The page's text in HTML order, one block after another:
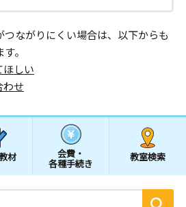
つながりにくい場合は、以下からも
。
しい
わせ
材 会費・
各種手続き
教室検索